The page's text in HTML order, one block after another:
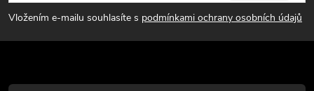
pVložením e-mailu souhlasíte s podmínkami ochrany osobních údajů